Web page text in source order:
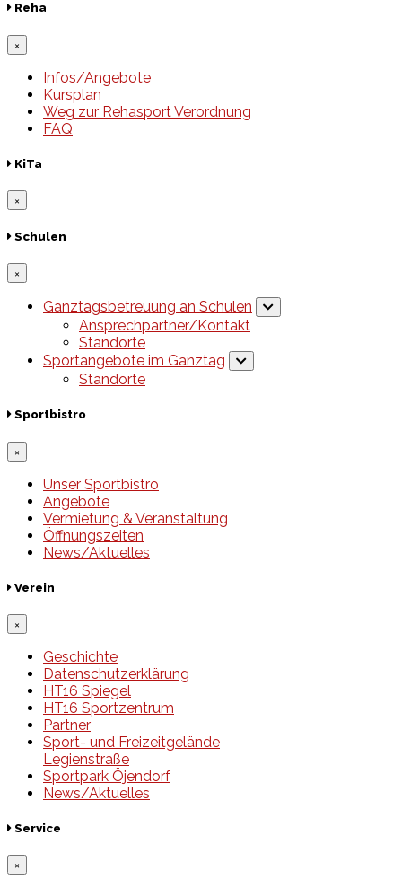
Reha
×
Infos/Angebote
Kursplan
Weg zur Rehasport Verordnung
FAQ
KiTa
×
Schulen
×
Ganztagsbetreuung an Schulen
Ansprechpartner/Kontakt
Standorte
Sportangebote im Ganztag
Standorte
Sportbistro
×
Unser Sportbistro
Angebote
Vermietung & Veranstaltung
Öffnungszeiten
News/Aktuelles
Verein
×
Geschichte
Datenschutzerklärung
HT16 Spiegel
HT16 Sportzentrum
Partner
Sport- und Freizeitgelände
Legienstraße
Sportpark Öjendorf
News/Aktuelles
Service
×